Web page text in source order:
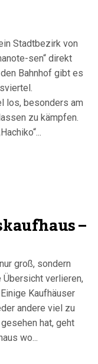
Stadtbezirk von
sen“ direkt
Bahnhof gibt es
los, besonders am
zu kämpfen.
–
groß, sondern
Übersicht verlieren,
Kaufhäuser
andere viel zu
hat, geht
wo...